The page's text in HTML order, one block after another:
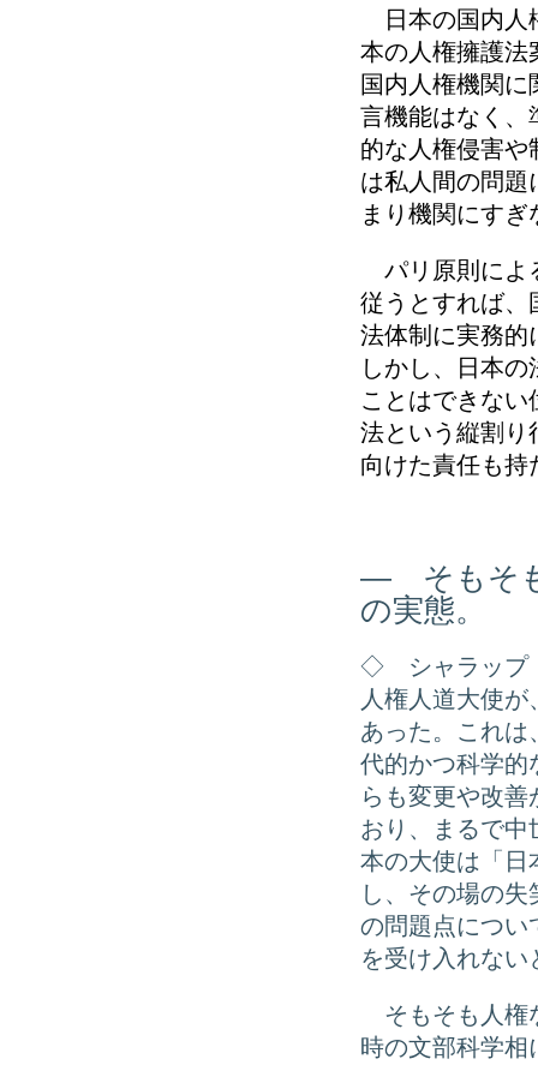
日本の国内人
本の人権擁護法
国内人権機関
言機能はなく、
的な人権侵害や
は私人間の問題
まり機関にすぎ
パリ原則によ
従うとすれば、
法体制に実務的
しかし、日本
ことはできな
法という縦割り
向けた責任も持
― そもそも
の実態。
◇ シャラップ
人権人道大使
あった。これは
代的かつ科学的
らも変更や改
おり、まるで
本の大使は「日
し、その場の
の問題点につい
を受け入れな
そもそも人権
時の文部科学相